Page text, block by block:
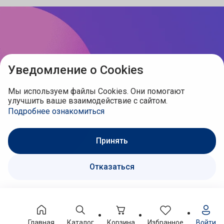
Уведомление о Cookies
Мы используем файлы Cookies. Они помогают
улучшить ваше взаимодействие с сайтом.
Подробнее ознакомиться
Принять
Отказаться